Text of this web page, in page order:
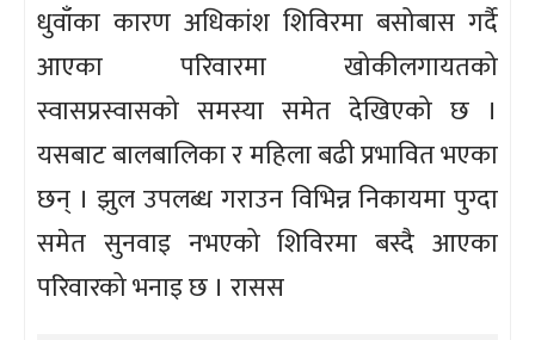
धुवाँका कारण अधिकांश शिविरमा बसोबास गर्दै
आएका परिवारमा खोकीलगायतको
स्वासप्रस्वासको समस्या समेत देखिएको छ ।
यसबाट बालबालिका र महिला बढी प्रभावित भएका
छन् । झुल उपलब्ध गराउन विभिन्न निकायमा पुग्दा
समेत सुनवाइ नभएको शिविरमा बस्दै आएका
परिवारको भनाइ छ । रासस